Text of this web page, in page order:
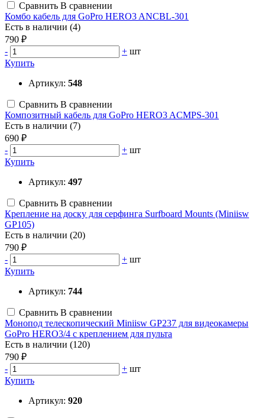
Сравнить В сравнении
Комбо кабель для GoPro HERO3 ANCBL-301
Есть в наличии (4)
790 ₽
-
+ шт
Купить
Артикул: 548
Сравнить В сравнении
Композитный кабель для GoPro HERO3 ACMPS-301
Есть в наличии (7)
690 ₽
-
+ шт
Купить
Артикул: 497
Сравнить В сравнении
Крепление на доску для серфинга Surfboard Mounts (Miniisw
GP105)
Есть в наличии (20)
790 ₽
-
+ шт
Купить
Артикул: 744
Сравнить В сравнении
Монопод телескопический Miniisw GP237 для видеокамеры
GoPro HERO3/4 с креплением для пульта
Есть в наличии (120)
790 ₽
-
+ шт
Купить
Артикул: 920